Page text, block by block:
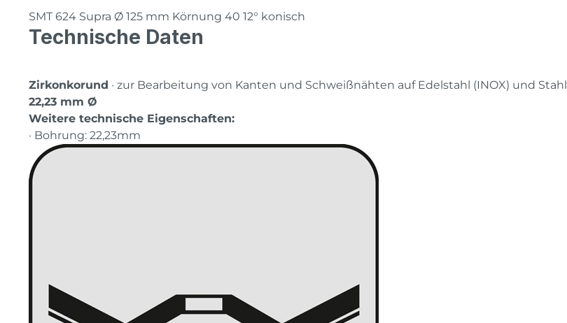
SMT 624 Supra Ø 125 mm Körnung 40 12° konisch
Technische Daten
Zirkonkorund · zur Bearbeitung von Kanten und Schweißnähten auf Edelstahl (INOX) und Stahl
22,23 mm Ø
Weitere technische Eigenschaften:
· Bohrung: 22,23mm